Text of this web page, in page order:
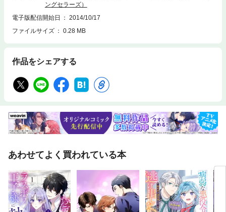
ングセラーズ）
電子版配信開始日
2014/10/17
ファイルサイズ
0.28 MB
作品をシェアする
あわせてよく買われている本